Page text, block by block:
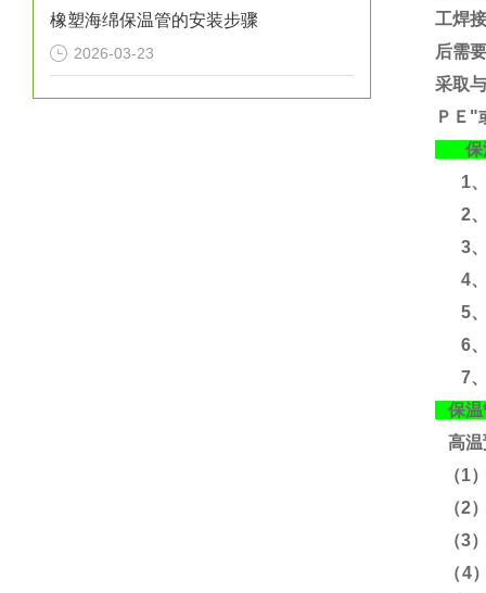
橡塑海绵保温管的安装步骤
2026-03-23
工焊
后需
采取
ＰＥ"
保
1、
2、
3、
4、
5、
6、
7、
保温
高温
（1
（2
（3
（4